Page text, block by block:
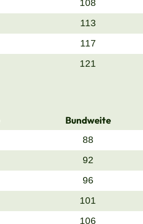
108
113
117
121
Bundweite
88
92
96
101
106